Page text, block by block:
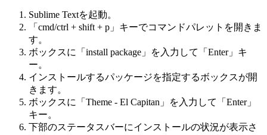
Sublime Textを起動。
「cmd/ctrl + shift + p」キーでコマンドパレットを開きま
す。
ボックスに「install package」を入力して「Enter」キ
ー。
インストールするパッケージを指定するボックスが開
きます。
ボックスに「Theme - El Capitan」を入力して「Enter」
キー。
下部のステータスバーにインストールの状況が表示さ